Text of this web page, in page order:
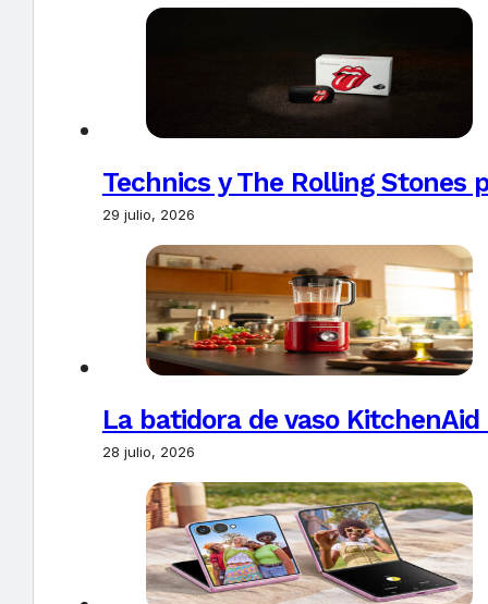
Technics y The Rolling Stones
29 julio, 2026
La batidora de vaso
28 julio, 2026